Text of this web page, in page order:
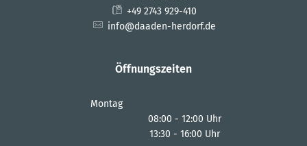
+49 2743 929-410
info@daaden-herdorf.de
Öffnungszeiten
Montag
08:00 - 12:00 Uhr
Von 08:00 bis 12:00 Uhr
13:30 - 16:00 Uhr